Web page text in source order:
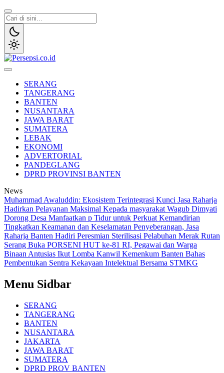
Lewati
ke
konten
SERANG
TANGERANG
BANTEN
NUSANTARA
JAWA BARAT
SUMATERA
LEBAK
EKONOMI
ADVERTORIAL
PANDEGLANG
DPRD PROVINSI BANTEN
News
Muhammad Awaluddin: Ekosistem Terintegrasi Kunci Jasa Raharja
Hadirkan Pelayanan Maksimal Kepada masyarakat Wagub Dimyati
Dorong Desa Manfaatkan p Tidur untuk Perkuat Kemandirian
Tingkatkan Keamanan dan Keselamatan Penyeberangan, Jasa
Raharja Banten Hadiri Peresmian Sterilisasi Pelabuhan Merak Rutan
Serang Buka PORSENI HUT ke-81 RI, Pegawai dan Warga
Binaan Antusias Ikut Lomba Kanwil Kemenkum Banten Bahas
Pembentukan Sentra Kekayaan Intelektual Bersama STMKG
Menu Sidbar
SERANG
TANGERANG
BANTEN
NUSANTARA
JAKARTA
JAWA BARAT
SUMATERA
DPRD PROV BANTEN